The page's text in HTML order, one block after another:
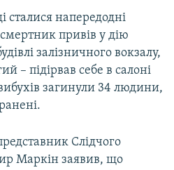
сталися напередодні
привів у дію
залізничного вокзалу,
– підірвав себе в салоні
загинули 34 людини,
Слідчого
Маркін заявив, що